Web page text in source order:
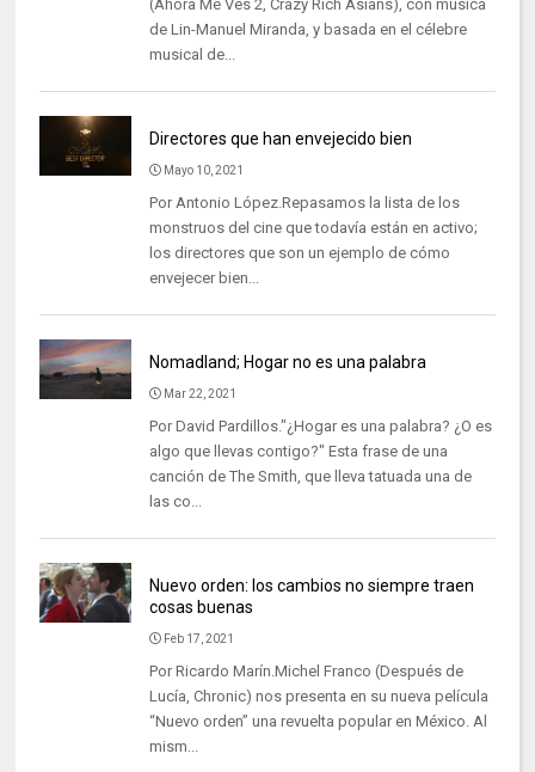
(Ahora Me Ves 2, Crazy Rich Asians), con música
de Lin-Manuel Miranda, y basada en el célebre
musical de...
Directores que han envejecido bien
Mayo 10, 2021
Por Antonio López.Repasamos la lista de los
monstruos del cine que todavía están en activo;
los directores que son un ejemplo de cómo
envejecer bien...
Nomadland; Hogar no es una palabra
Mar 22, 2021
Por David Pardillos."¿Hogar es una palabra? ¿O es
algo que llevas contigo?" Esta frase de una
canción de The Smith, que lleva tatuada una de
las co...
Nuevo orden: los cambios no siempre traen
cosas buenas
Feb 17, 2021
Por Ricardo Marín.Michel Franco (Después de
Lucía, Chronic) nos presenta en su nueva película
“Nuevo orden” una revuelta popular en México. Al
mism...